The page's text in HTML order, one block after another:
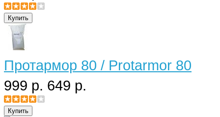
Протармор 80 / Protarmor 80
999 р. 649 р.